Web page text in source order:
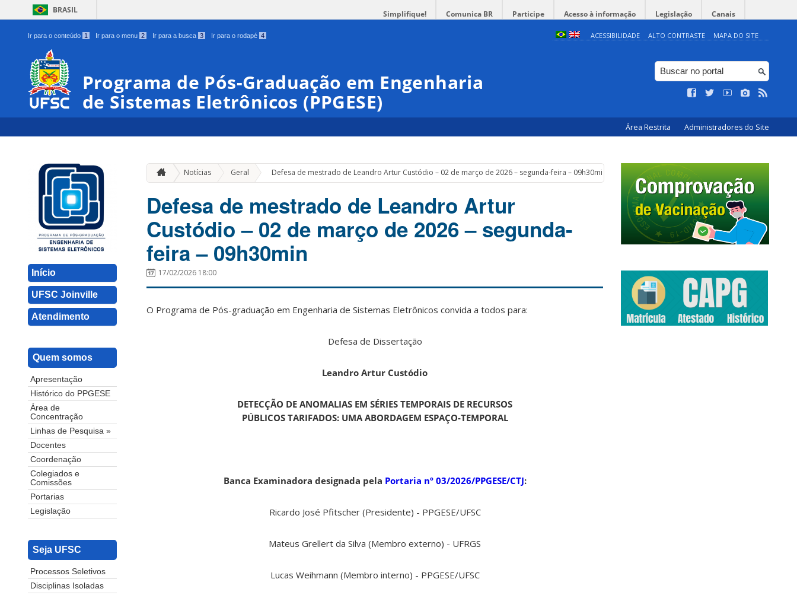
BRASIL Simplifique! Comunica BR Participe Acesso à informação Legislação Canais
Ir para o conteúdo 1 Ir para o menu 2 Ir para a busca 3 Ir para o rodapé 4 ACESSIBILIDADE ALTO CONTRASTE MAPA DO SITE
Programa de Pós-Graduação em Engenharia
de Sistemas Eletrônicos (PPGESE)
Área Restrita Administradores do Site
Início
UFSC Joinville
Atendimento
Quem somos
Apresentação
Histórico do PPGESE
Área de
Concentração
Linhas de Pesquisa »
Docentes
Coordenação
Colegiados e
Comissões
Portarias
Legislação
Seja UFSC
Processos Seletivos
Disciplinas Isoladas
Notícias Geral » Defesa de mestrado de Leandro Artur Custódio – 02 de março de 2026 – segunda-feira – 09h30min
Defesa de mestrado de Leandro Artur
Custódio – 02 de março de 2026 – segunda-
feira – 09h30min
17/02/2026 18:00
O Programa de Pós-graduação em Engenharia de Sistemas Eletrônicos convida a todos para:
Defesa de Dissertação
Leandro Artur Custódio
DETECÇÃO DE ANOMALIAS EM SÉRIES TEMPORAIS DE RECURSOS
PÚBLICOS TARIFADOS: UMA ABORDAGEM ESPAÇO-TEMPORAL
Banca Examinadora designada pela Portaria nº 03/2026/PPGESE/CTJ:
Ricardo José Pfitscher (Presidente) - PPGESE/UFSC
Mateus Grellert da Silva (Membro externo) - UFRGS
Lucas Weihmann (Membro interno) - PPGESE/UFSC